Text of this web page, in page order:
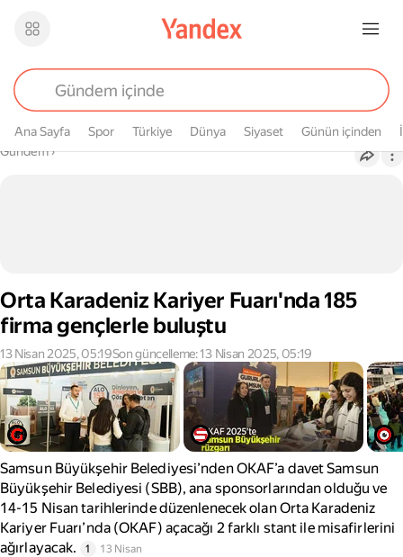
Ana Sayfa Spor Türkiye Dünya Siyaset Günün içinden
Buradasın
Gündem›
Orta Karadeniz Kariyer Fuarı'nda 185
firma gençlerle buluştu
13 Nisan 2025, 05:19Son güncelleme: 13 Nisan 2025, 05:19
Samsun Büyükşehir Belediyesi’nden OKAF’a davet Samsun
Büyükşehir Belediyesi (SBB), ana sponsorlarından olduğu ve
14-15 Nisan tarihlerinde düzenlenecek olan Orta Karadeniz
Kariyer Fuarı’nda (OKAF) açacağı 2 farklı stant ile misafirlerini
ağırlayacak.
1 13 Nisan